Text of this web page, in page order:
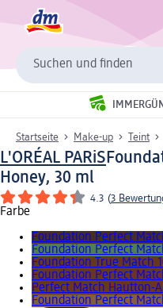
Suchen und finden
Startseite Make-up Teint
L'ORÉAL PARiS
Honey, 30 ml
4.3 (3
Farbe
Foundation Perfect
Foundation Perfect
Foundation True Match
Foundation Perfect
Perfect Match Hautton-
Foundation Perfect